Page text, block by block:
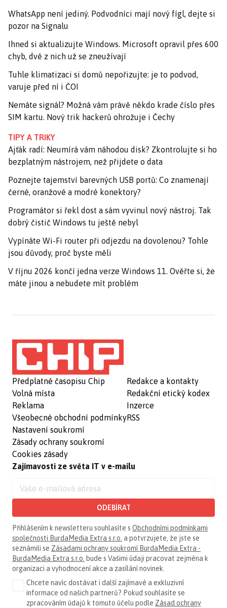
WhatsApp není jediný. Podvodníci mají nový fígl, dejte si
pozor na Signalu
Ihned si aktualizujte Windows. Microsoft opravil přes 600
chyb, dvě z nich už se zneužívají
Tuhle klimatizaci si domů nepořizujte: je to podvod,
varuje před ní i ČOI
Nemáte signál? Možná vám právě někdo krade číslo přes
SIM kartu. Nový trik hackerů ohrožuje i Čechy
TIPY A TRIKY
Ajťák radí: Neumírá vám náhodou disk? Zkontrolujte si ho
bezplatným nástrojem, než přijdete o data
Poznejte tajemství barevných USB portů: Co znamenají
černé, oranžové a modré konektory?
Programátor si řekl dost a sám vyvinul nový nástroj. Tak
dobrý čistič Windows tu ještě nebyl
Vypínáte Wi-Fi router při odjezdu na dovolenou? Tohle
jsou důvody, proč byste měli
V říjnu 2026 končí jedna verze Windows 11. Ověřte si, že
máte jinou a nebudete mít problém
Předplatné časopisu Chip
Volná místa
Reklama
Všeobecné obchodní podmínky
Nastavení soukromí
Zásady ochrany soukromí
Cookies zásady
Redakce a kontakty
Redakční etický kodex
Inzerce
RSS
Zajímavosti ze světa IT v e-mailu
ODEBÍRAT
Přihlášením k newsletteru souhlasíte s Obchodními podmínkami
společnosti BurdaMedia Extra s.r.o. a potvrzujete, že jste se
seznámili se Zásadami ochrany soukromí BurdaMedia Extra -
BurdaMedia Extra s.r.o. bude s Vašimi údaji pracovat zejména k
organizaci a vyhodnocení akce a zasílání novinek.
Chcete navíc dostávat i další zajímavé a exkluzivní
informace od našich partnerů? Pokud souhlasíte se
zpracováním údajů k tomuto účelu podle Zásad ochrany